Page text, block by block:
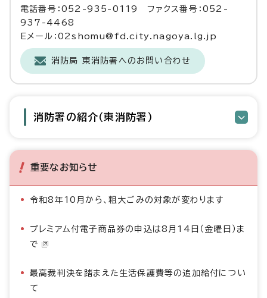
電話番号：052-935-0119 ファクス番号：052-
937-4468
Eメール：02shomu@fd.city.nagoya.lg.jp
消防局 東消防署へのお問い合わせ
消防署の紹介（東消防署）
重要なお知らせ
令和8年10月から、粗大ごみの対象が変わります
プレミアム付電子商品券の申込は8月14日（金曜日）ま
で
最高裁判決を踏まえた生活保護費等の追加給付につい
て